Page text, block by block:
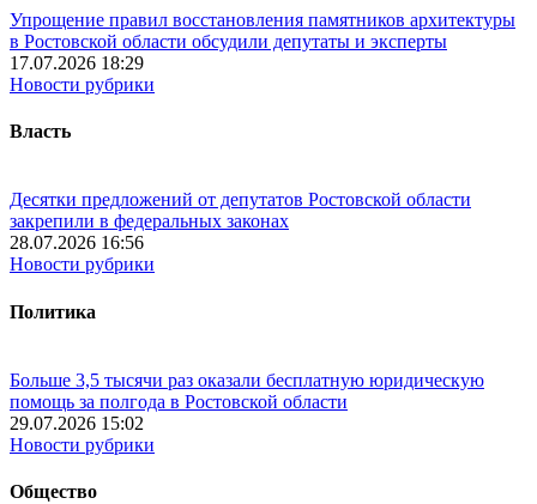
Упрощение правил восстановления памятников архитектуры
в Ростовской области обсудили депутаты и эксперты
17.07.2026 18:29
Новости рубрики
Власть
Десятки предложений от депутатов Ростовской области
закрепили в федеральных законах
28.07.2026 16:56
Новости рубрики
Политика
Больше 3,5 тысячи раз оказали бесплатную юридическую
помощь за полгода в Ростовской области
29.07.2026 15:02
Новости рубрики
Общество